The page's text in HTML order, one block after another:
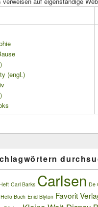
(engl.)
Carl Barks Carlsen De
Buch Enid Blyton Favorit